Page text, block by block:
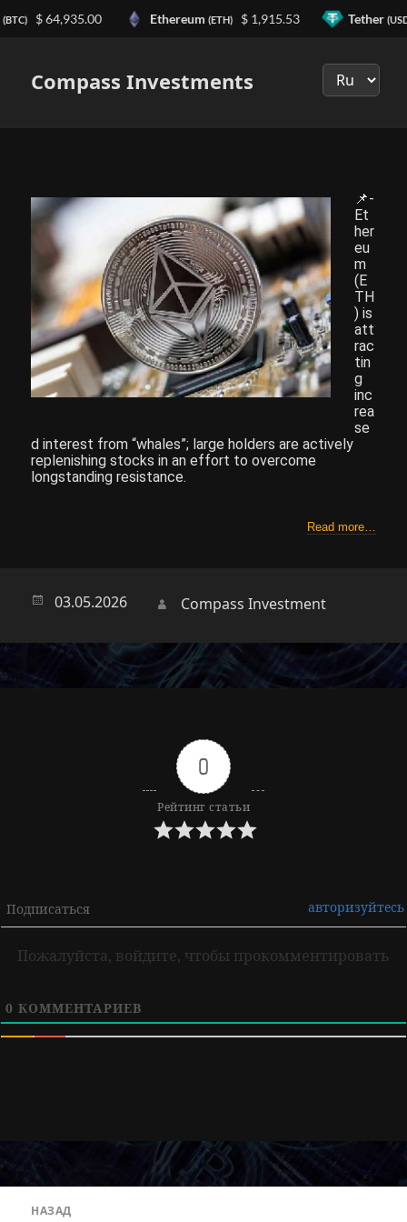
Compass Investments
📌-
Et
her
eu
m
(E
TH
) is
att
rac
tin
g
inc
rea
se
d interest from “whales”; large holders are actively
replenishing stocks in an effort to overcome
longstanding resistance.
Read more…
03.05.2026 Автор
Compass Investment
0
Рейтинг статьи
Подписаться авторизуйтесь
Пожалуйста, войдите, чтобы прокомментировать
0 КОММЕНТАРИЕВ
НАЗАД
(BTC) $ 64,935.00 Ethereum (ETH) $ 1,915.53 Tether